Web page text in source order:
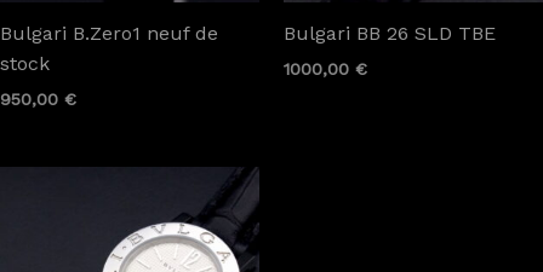
Bulgari B.Zero1 neuf de
stock
950,00 €
Bulgari BB 26 SLD TBE
1000,00 €